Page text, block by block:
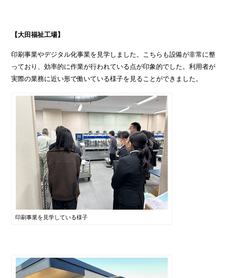
【大田福祉工場】
印刷事業やデジタル化事業を見学しました。こちらも設備が非常に整
っており、効率的に作業が行われている点が印象的でした。利用者が
実際の業務に近い形で働いている様子を見ることができました。
印刷事業を見学している様子